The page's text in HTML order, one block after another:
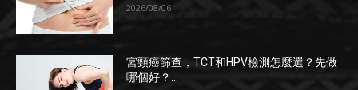
2026/08/06
宮頸癌篩查，TCT和HPV檢測怎麼選？先做
哪個好？...